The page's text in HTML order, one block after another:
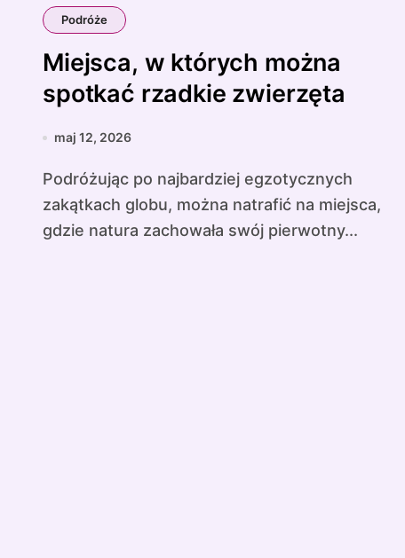
Podróże
Miejsca, w których można
spotkać rzadkie zwierzęta
maj 12, 2026
Podróżując po najbardziej egzotycznych
zakątkach globu, można natrafić na miejsca,
gdzie natura zachowała swój pierwotny...